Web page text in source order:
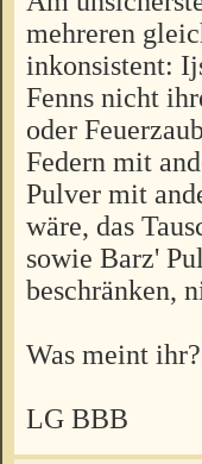
mehreren
inkonsistent:
Fenns nicht
oder
Federn mit
Pulver mit
wäre, das
sowie Barz'
beschränken,
Was meint ihr?
LG BBB